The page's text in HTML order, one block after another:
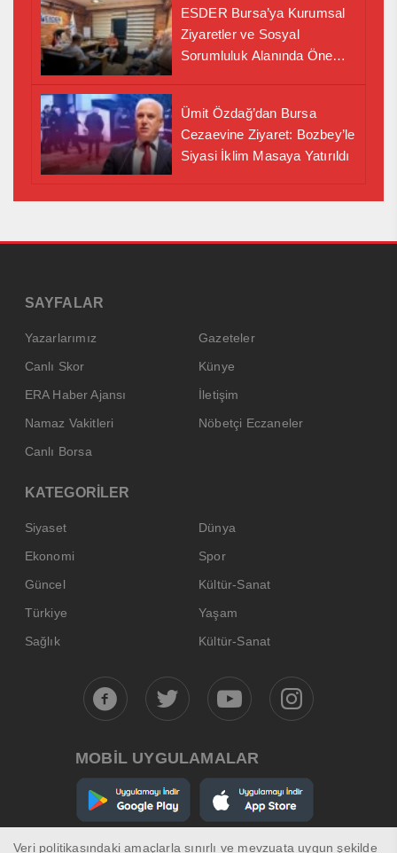
ESDER Bursa’ya Kurumsal
Ziyaretler ve Sosyal
Sorumluluk Alanında Önemli
Ümit Özdağ’dan Bursa
Cezaevine Ziyaret: Bozbey’le
Siyasi İklim Masaya Yatırıldı
SAYFALAR
Yazarlarımız
Gazeteler
Canlı Skor
Künye
ERA Haber Ajansı
İletişim
Namaz Vakitleri
Nöbetçi Eczaneler
Canlı Borsa
KATEGORİLER
Siyaset
Dünya
Ekonomi
Spor
Güncel
Kültür-Sanat
Türkiye
Yaşam
Sağlık
Kültür-Sanat
MOBİL UYGULAMALAR
Veri politikasındaki amaçlarla sınırlı ve mevzuata uygun şekilde